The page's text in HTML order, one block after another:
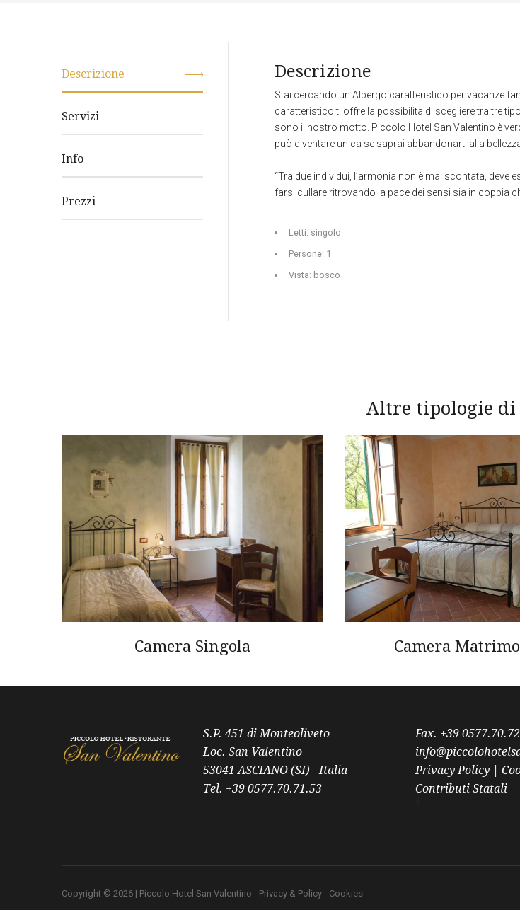
Descrizione
Servizi
Info
Prezzi
Descrizione
Stai cercando un Albergo caratteristico per vacanze
caratteristico ti offre la possibilità di scegliere tra tre
sono il nostro motto. Piccolo Hotel San Valentino è
può diventare unica se saprai abbandonarti alla
“Tra due individui, l’armonia non è mai scontata, deve
farsi cullare ritrovando la pace dei sensi sia in coppia
Letti: singolo
Persone: 1
Vista: bosco
Altre tipologie di
Camera Singola Camera
S.P. 451 di Monteoliveto
Loc. San Valentino
53041 ASCIANO (SI) - Italia
Tel. +39 0577.70.71.53
Fax. +39
Privacy Policy
Contributi Statali
Copyright © 2026 | Piccolo Hotel San Valentino - Privacy & Policy - Cookies